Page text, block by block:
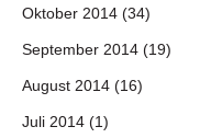
Oktober 2014 (34)
September 2014 (19)
August 2014 (16)
Juli 2014 (1)